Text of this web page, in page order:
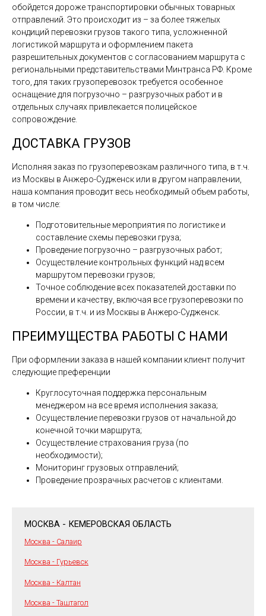
обойдется дороже транспортировки обычных товарных
отправлений. Это происходит из – за более тяжелых
кондиций перевозки грузов такого типа, усложненной
логистикой маршрута и оформлением пакета
разрешительных документов с согласованием маршрута с
региональными представительствами Минтранса РФ. Кроме
того, для таких грузоперевозок требуется особенное
оснащение для погрузочно – разгрузочных работ и в
отдельных случаях привлекается полицейское
сопровождение.
ДОСТАВКА ГРУЗОВ
Исполняя заказ по грузоперевозкам различного типа, в т.ч.
из Москвы в Анжеро-Судженск или в другом направлении,
наша компания проводит весь необходимый объем работы,
в том числе:
Подготовительные мероприятия по логистике и
составление схемы перевозки груза;
Проведение погрузочно – разгрузочных работ;
Осуществление контрольных функций над всем
маршрутом перевозки грузов;
Точное соблюдение всех показателей доставки по
времени и качеству, включая все грузоперевозки по
России, в т.ч. и из Москвы в Анжеро-Судженск.
ПРЕИМУЩЕСТВА РАБОТЫ С НАМИ
При оформлении заказа в нашей компании клиент получит
следующие преференции
Круглосуточная поддержка персональным
менеджером на все время исполнения заказа;
Осуществление перевозки грузов от начальной до
конечной точки маршрута;
Осуществление страхования груза (по
необходимости);
Мониторинг грузовых отправлений;
Проведение прозрачных расчетов с клиентами.
МОСКВА - КЕМЕРОВСКАЯ ОБЛАСТЬ
Москва - Салаир
Москва - Гурьевск
Москва - Калтан
Москва - Таштагол